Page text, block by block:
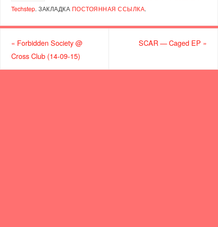
Techstep. ЗАКЛАДКА ПОСТОЯННАЯ ССЫЛКА.
« Forbidden Society @
Cross Club (14-09-15)
SCAR — Caged EP »